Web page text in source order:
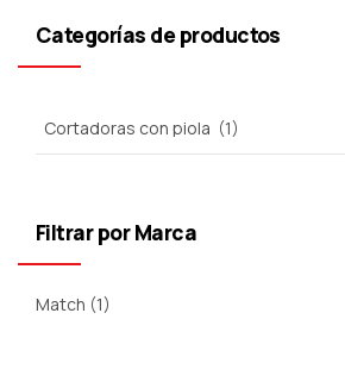
Categorías de productos
Filtrar por Marca
Match (1)